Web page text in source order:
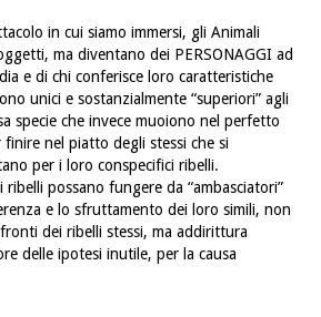
in cui siamo immersi, gli Animali
ma diventano dei PERSONAGGI ad
e di chi conferisce loro caratteristiche
unici e sostanzialmente “superiori” agli
specie che invece muoiono nel perfetto
nel piatto degli stessi che si
per i loro conspecifici ribelli.
ribelli possano fungere da “ambasciatori”
e lo sfruttamento dei loro simili, non
dei ribelli stessi, ma addirittura
delle ipotesi inutile, per la causa